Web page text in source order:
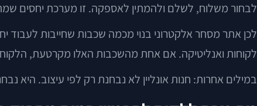
לבחור משלוח, לשלם ולהמתין לאספקה. זו מערכת יחסים
לכן אתר מסחר אלקטרוני בנוי מכמה שכבות שחייבות לעבוד
לקוחות ואנליטיקה. אם אחת מהשכבות האלו מקרטעת,
במילים אחרות: חנות אונליין לא נבחנת רק לפי עיצוב. היא